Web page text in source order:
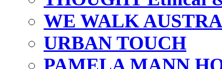
WE WALK
URBAN TOUCH
PAMELA MANN